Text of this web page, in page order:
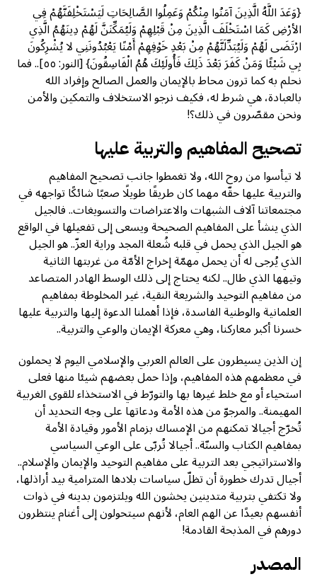
{وَعَدَ اللَّهُ الَّذِينَ آمَنُوا مِنْكُمْ وَعَمِلُوا الصَّالِحَاتِ لَيَسْتَخْلِفَنَّهُمْ فِي
الأرْضِ كَمَا اسْتَخْلَفَ الَّذِينَ مِنْ قَبْلِهِمْ وَلَيُمَكِّنَنَّ لَهُمْ دِينَهُمُ الَّذِي
ارْتَضَى لَهُمْ وَلَيُبَدِّلَنَّهُمْ مِنْ بَعْدِ خَوْفِهِمْ أَمْنًا يَعْبُدُونَنِي لا يُشْرِكُونَ
بِي شَيْئًا وَمَنْ كَفَرَ بَعْدَ ذَلِكَ فَأُولَئِكَ هُمُ الْفَاسِقُونَ} [النور: ٥٥].. فما
نحلم به كما ترون محاط بالإيمان والعمل الصالح وإفراد الله
بالعبادة، هي شرط له، فكيف نرجو الاستخلاف والتمكين والأمن
ونحن مقصّرون في ذلك؟!
تصحيح المفاهيم والتربية عليها
لا تيأسوا من روح الله، ولا تغمطوا جانب تصحيح المفاهيم
والتربية عليها حقّه مهما كان طريقًا طويلًا صعبًا شائكًا تواجهه في
مجتمعاتنا آلاف الشبهات والاعتراضات والتسويغات.. فالجيل
الذي ينشأ على المفاهيم الصحيحة ويسعى إلى تفعيلها في الواقع
هو الجيل الذي يحمل في قلبه شُعلة المجد وراية العزّ.. هو الجيل
الذي يُرجى له أن يحمل مهمّة إخراج الأمّة من غربتها الثانية
وتيهها الذي طال.. لكنه يحتاج إلى ذلك الوسط الهادر المتصاعد
من مفاهيم التوحيد والشريعة النقية، غير المخلوطة بمفاهيم
العلمانية والوطنية الفاسدة، فإذا أهملنا الدعوة إليها والتربية عليها
خسرنا أكبر معاركنا، وهي معركة الإيمان والوعي والتربية..
إن الذين يسيطرون على العالم العربي والإسلامي اليوم لا يحملون
في معظمهم هذه المفاهيم، وإذا حمل بعضهم شيئا منها فعلى
استحياء أو مع خلط غيرها بها والتورّط في الاستخذاء للقوى الغربية
المهيمنة.. والمرجوّ من هذه الأمة ودعاتها على وجه التحديد أن
تُخرّج أجيالا تمكنهم من الإمساك بزمام الأمور وقيادة الأمة
بمفاهيم الكتاب والسنّة.. أجيالا تُربّى على الوعي السياسي
والاستراتيجي بعد التربية على مفاهيم التوحيد والإيمان والإسلام..
أجيال تدرك خطورة أن تظلّ سياسات بلادها المترامية بيد أراذلها،
ولا تكتفي بتربية متدينين يخشون الله ويلتزمون بدينه في ذوات
أنفسهم بعيدًا عن الهم العام، لأنهم سيتحولون إلى أغنام ينتظرون
دورهم في المذبحة القادمة!
المصدر